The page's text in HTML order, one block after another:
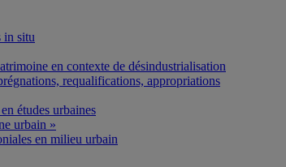
in situ
en contexte de désindustrialisation
requalifications, appropriations
études urbaines
urbain »
en milieu urbain